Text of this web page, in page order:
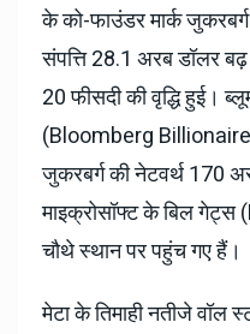
के को-फाउंडर मार्क
संपत्ति 28.1 अरब डॉलर
20 फीसदी की वृद्धि हुई।
(Bloomberg
जुकरबर्ग की नेटवर्थ 170
माइक्रोसॉफ्ट के बिल
चौथे स्थान पर पहुंच गए हैं।
मेटा के तिमाही नतीजे वॉल